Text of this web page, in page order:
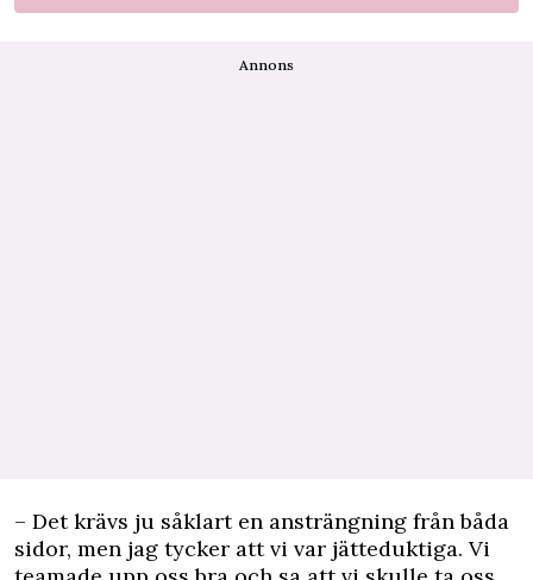
Annons
– Det krävs ju såklart en ansträngning från båda
sidor, men jag tycker att vi var jätteduktiga. Vi